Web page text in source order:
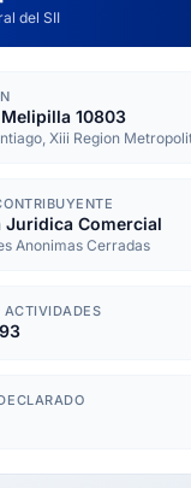
del SII
10803
Xiii Region
Juridica Comercial
Anonimas Cerradas
ACTIVIDADES